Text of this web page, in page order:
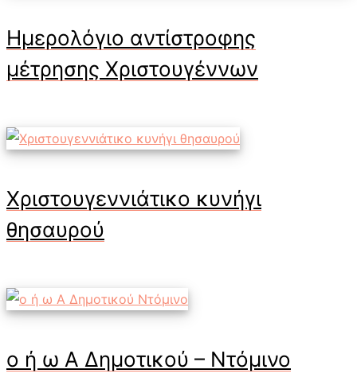
Ημερολόγιο αντίστροφης
μέτρησης Χριστουγέννων
Χριστουγεννιάτικο κυνήγι
θησαυρού
ο ή ω Α Δημοτικού – Ντόμινο